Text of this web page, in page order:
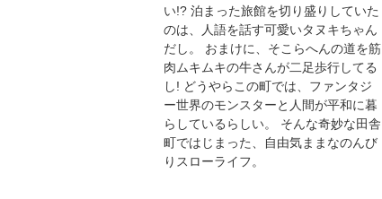
い!? 泊まった旅館を切り盛りしていた
のは、人語を話す可愛いタヌキちゃん
だし。 おまけに、そこらへんの道を筋
肉ムキムキの牛さんが二足歩行してる
し! どうやらこの町では、ファンタジ
ー世界のモンスターと人間が平和に暮
らしているらしい。 そんな奇妙な田舎
町ではじまった、自由気ままなのんび
りスローライフ。